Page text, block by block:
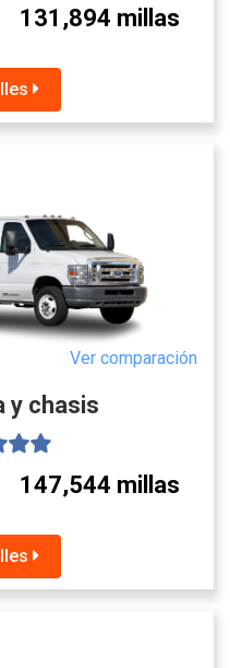
131,894 millas
Ver comparación
y chasis
147,544 millas